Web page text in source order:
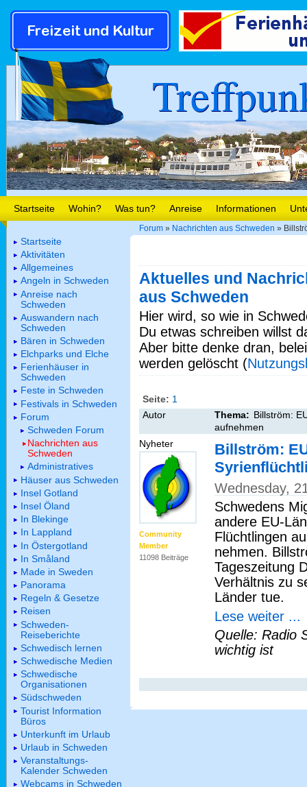
Startseite Wohin? Was tun? Anreise Informationen
Forum » Nachrichten aus Schweden »
Aktuelles und
aus Schweden
Hier wird, so wie in
Du etwas schreiben willst
Aber bitte denke dran,
werden gelöscht (
Seite: 1
Autor
Thema: Billström:
aufnehmen
Nyheter
Community
Member
11098 Beiträge
Billström:
Wednesday,
Schwedens
andere EU-
Flüchtlingen
nehmen.
Tageszeitung
Verhältnis zu
Länder tue.
Lese weiter ...
Quelle: Radio
wichtig ist
Startseite
Aktivitäten
Allgemeines
Angeln in Schweden
Anreise nach
Schweden
Auswandern nach
Schweden
Bären in Schweden
Elchparks und Elche
Ferienhäuser in
Schweden
Feste in Schweden
Festivals in Schweden
Forum
Schweden Forum
Nachrichten aus
Schweden
Administratives
Häuser aus Schweden
Insel Gotland
Insel Öland
In Blekinge
In Lappland
In Östergotland
In Småland
Made in Sweden
Panorama
Regeln & Gesetze
Reisen
Schweden-
Reiseberichte
Schwedisch lernen
Schwedische Medien
Schwedische
Organisationen
Südschweden
Tourist Information
Büros
Unterkunft im Urlaub
Urlaub in Schweden
Veranstaltungs-
Kalender Schweden
Webcams in Schweden